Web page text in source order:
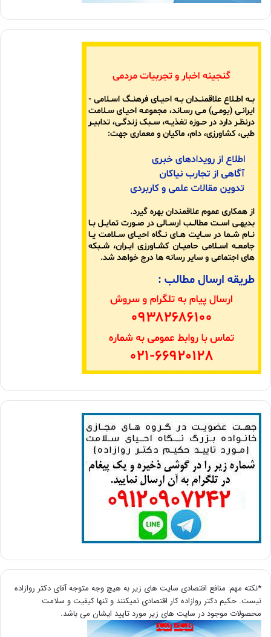
*نکته مهم: منافع اقتصادی سایت های زیر به هیچ وجه متوجه آقای دکتر روازاده
نیست. حکیم دکتر روازاده کار اقتصادی نمیکنند و تنها کیفیت و سلامت
محصولات موجود در سایت های زیر مورد تایید ایشان می باشد.